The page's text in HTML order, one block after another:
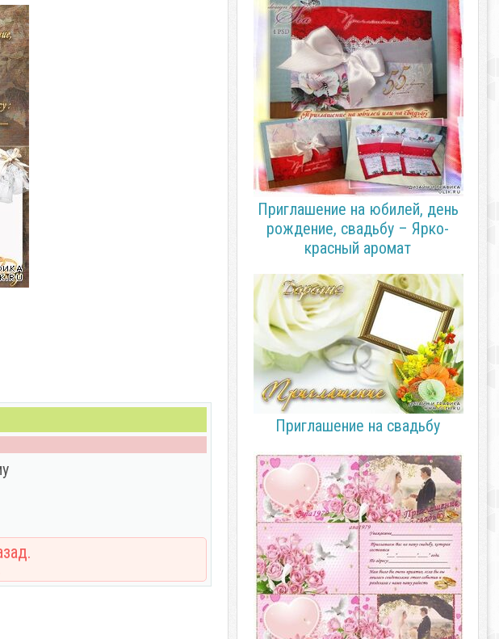
Приглашение на юбилей, день
рождение, свадьбу – Ярко-
красный аромат
Приглашение на свадьбу